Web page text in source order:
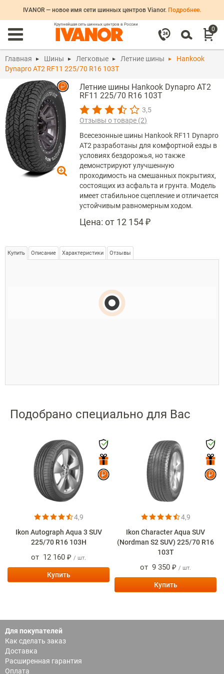
IVANOR — новое имя сети шинных центров Vianor. Подробнее.
0
Крупнейшая сеть шинных центров в России
Главная Шины Легковые Летние шины
Hankook
Dynapro AT2 RF11 225/70 R16 103T
Летние шины Hankook Dynapro AT2
RF11 225/70 R16 103T
3,5
Отзывы о товаре (2)
Всесезонные шины Hankook RF11 Dynapro
AT2 разработаны для комфортной езды в
условиях бездорожья, но также
демонстрируют улучшенную
проходимость на смешанных покрытиях,
состоящих из асфальта и грунта. Модель
имеет стабильное сцепление и отличается
устойчивым равномерным ходом.
Цена: от 12 154 ₽
Купить Описание Характеристики Отзывы
Подобрано специально для Вас
4,9
Ikon Autograph Aqua 3 SUV
225/70 R16 103H
от 12 160 ₽ / шт.
Купить
4,9
Ikon Character Aqua SUV
(Nordman S2 SUV) 225/70 R16
103T
от 9 350 ₽ / шт.
Купить
Для покупателей
Как сделать заказ
Доставка
Расширенная гарантия
Оплата